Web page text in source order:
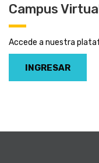
Campus
Accede a nuestra
INGRESAR